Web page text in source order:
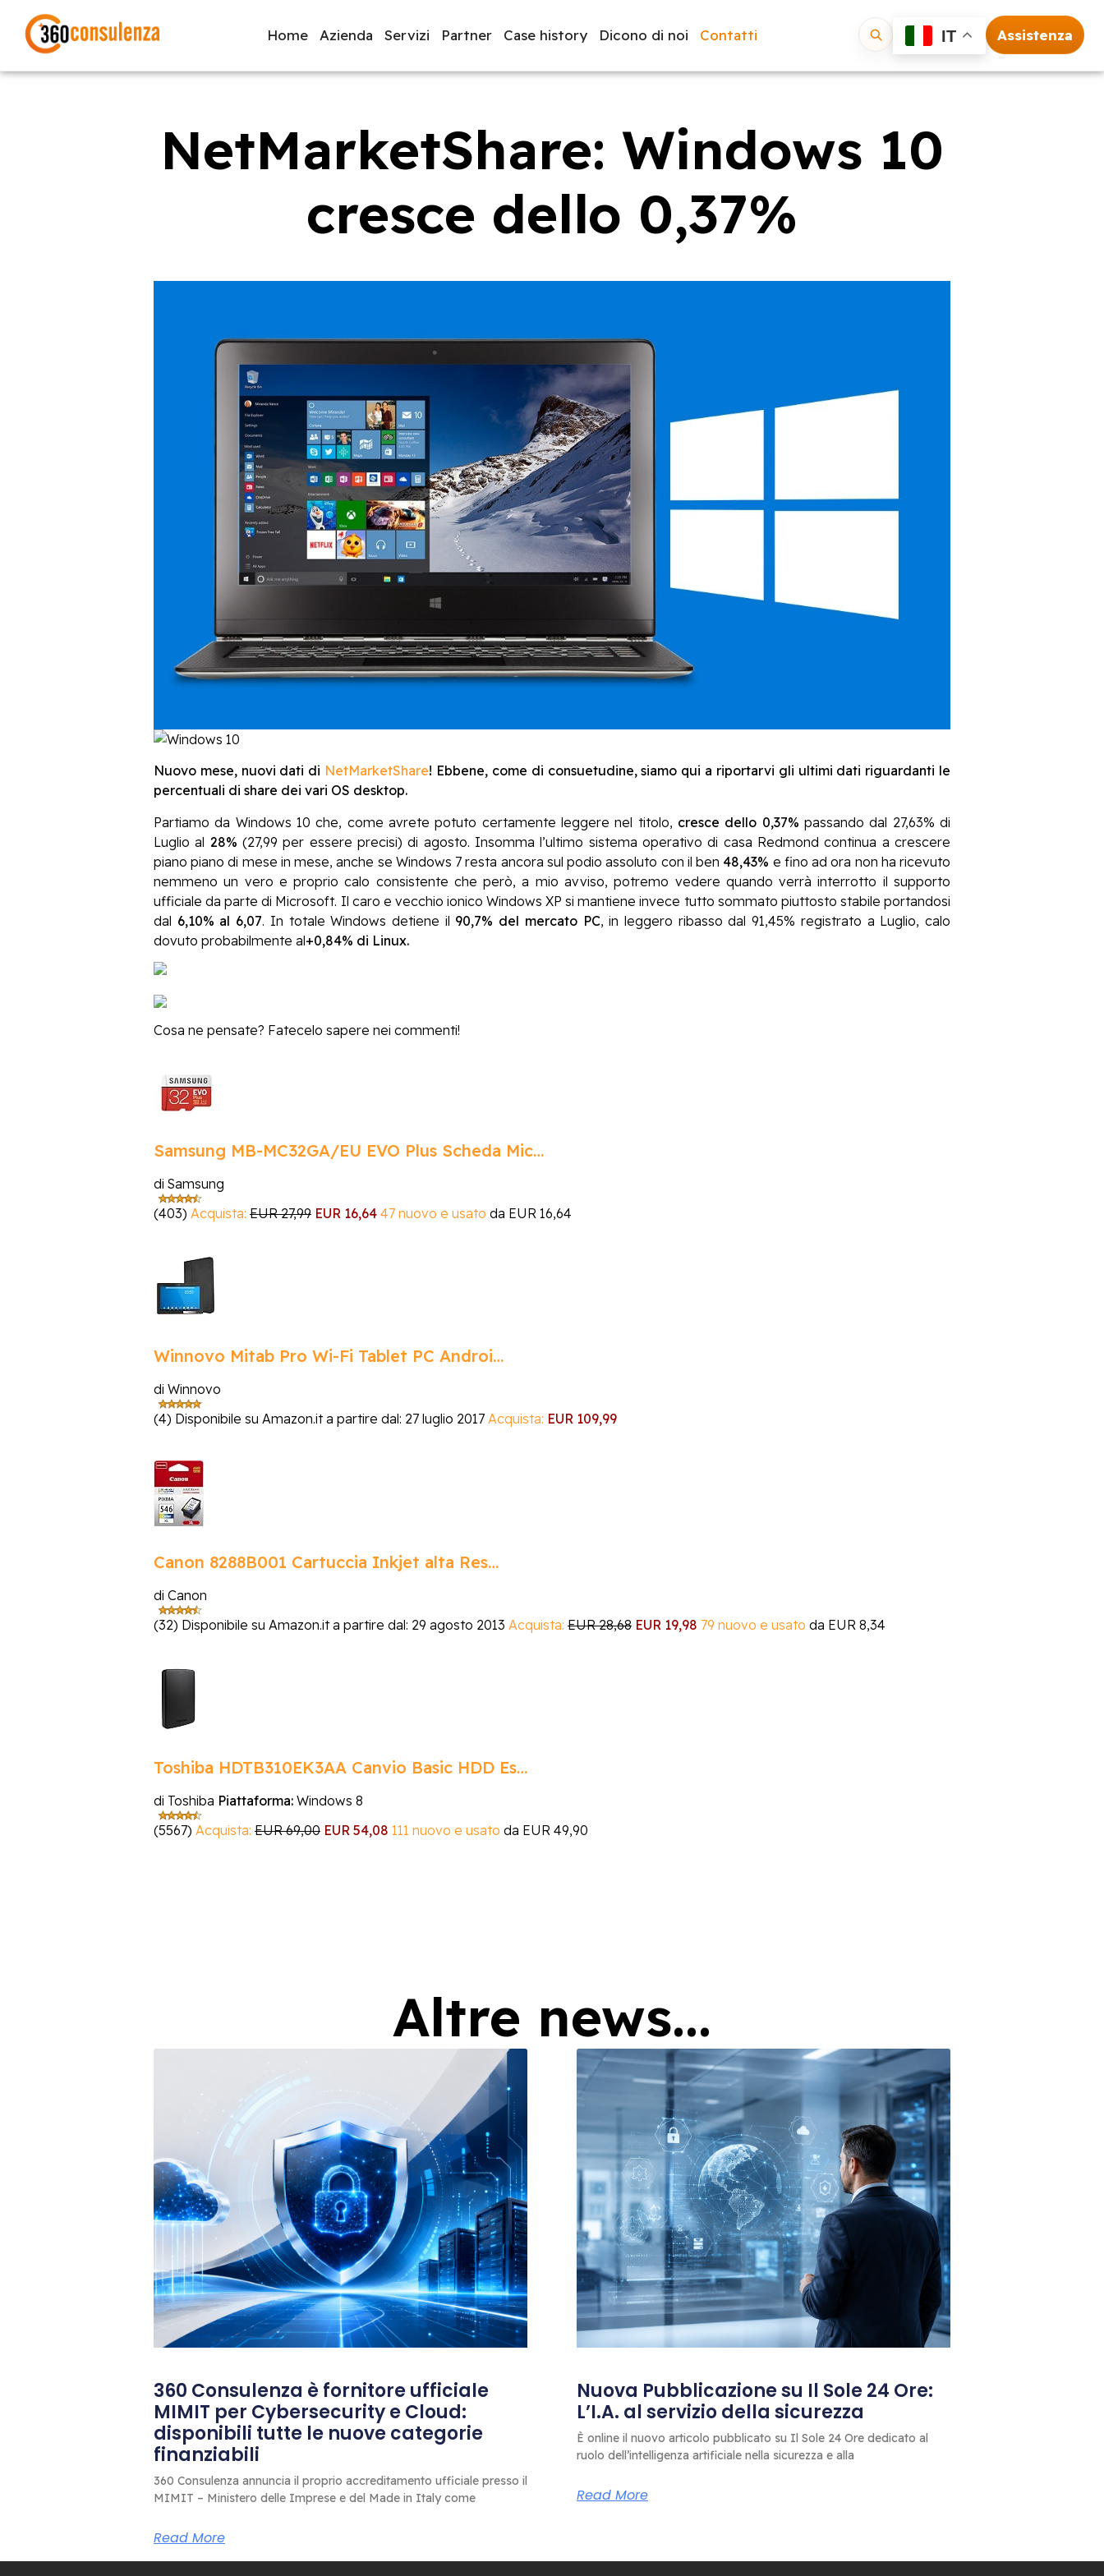
Home Azienda Servizi Partner Case history Dicono di noi Contatti IT Assistenza
NIS2 Bandi ISO 27001 Sviluppo software BeeProd
NetMarketShare: Windows 10
cresce dello 0,37%
Nuovo mese, nuovi dati di NetMarketShare! Ebbene, come di consuetudine, siamo qui a riportarvi gli ultimi dati riguardanti le
percentuali di share dei vari OS desktop.
Partiamo da Windows 10 che, come avrete potuto certamente leggere nel titolo, cresce dello 0,37% passando dal 27,63% di
Luglio al 28% (27,99 per essere precisi) di agosto. Insomma l’ultimo sistema operativo di casa Redmond continua a crescere
piano piano di mese in mese, anche se Windows 7 resta ancora sul podio assoluto con il ben 48,43% e fino ad ora non ha ricevuto
nemmeno un vero e proprio calo consistente che però, a mio avviso, potremo vedere quando verrà interrotto il supporto
ufficiale da parte di Microsoft. Il caro e vecchio ionico Windows XP si mantiene invece tutto sommato piuttosto stabile portandosi
dal 6,10% al 6,07. In totale Windows detiene il 90,7% del mercato PC, in leggero ribasso dal 91,45% registrato a Luglio, calo
dovuto probabilmente al+0,84% di Linux.
Cosa ne pensate? Fatecelo sapere nei commenti!
Samsung MB-MC32GA/EU EVO Plus Scheda Mic…
di Samsung
(403) Acquista: EUR 27,99 EUR 16,64 47 nuovo e usato da EUR 16,64
Winnovo Mitab Pro Wi-Fi Tablet PC Androi…
di Winnovo
(4) Disponibile su Amazon.it a partire dal: 27 luglio 2017 Acquista: EUR 109,99
Canon 8288B001 Cartuccia Inkjet alta Res…
di Canon
(32) Disponibile su Amazon.it a partire dal: 29 agosto 2013 Acquista: EUR 28,68 EUR 19,98 79 nuovo e usato da EUR 8,34
Toshiba HDTB310EK3AA Canvio Basic HDD Es…
di Toshiba Piattaforma: Windows 8
(5567) Acquista: EUR 69,00 EUR 54,08 111 nuovo e usato da EUR 49,90
Altre news...
360 Consulenza è fornitore ufficiale
MIMIT per Cybersecurity e Cloud:
disponibili tutte le nuove categorie
finanziabili
360 Consulenza annuncia il proprio accreditamento ufficiale presso il
MIMIT – Ministero delle Imprese e del Made in Italy come
Read More
Nuova Pubblicazione su Il Sole 24 Ore:
L’I.A. al servizio della sicurezza
È online il nuovo articolo pubblicato su Il Sole 24 Ore dedicato al
ruolo dell’intelligenza artificiale nella sicurezza e alla
Read More